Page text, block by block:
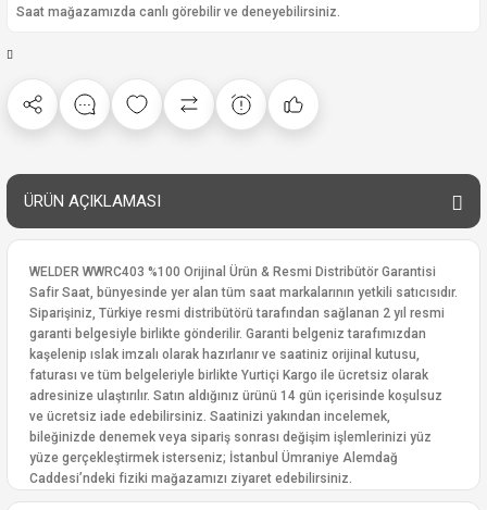
Saat mağazamızda canlı görebilir ve deneyebilirsiniz.
ÜRÜN AÇIKLAMASI
WELDER WWRC403 %100 Orijinal Ürün & Resmi Distribütör Garantisi
Safir Saat, bünyesinde yer alan tüm saat markalarının yetkili satıcısıdır.
Siparişiniz, Türkiye resmi distribütörü tarafından sağlanan 2 yıl resmi
garanti belgesiyle birlikte gönderilir. Garanti belgeniz tarafımızdan
kaşelenip ıslak imzalı olarak hazırlanır ve saatiniz orijinal kutusu,
faturası ve tüm belgeleriyle birlikte Yurtiçi Kargo ile ücretsiz olarak
adresinize ulaştırılır. Satın aldığınız ürünü 14 gün içerisinde koşulsuz
ve ücretsiz iade edebilirsiniz. Saatinizi yakından incelemek,
bileğinizde denemek veya sipariş sonrası değişim işlemlerinizi yüz
yüze gerçekleştirmek isterseniz; İstanbul Ümraniye Alemdağ
Caddesi’ndeki fiziki mağazamızı ziyaret edebilirsiniz.